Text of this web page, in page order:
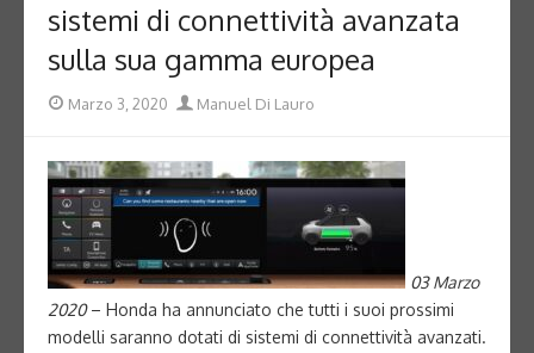
sistemi di connettività avanzata
sulla sua gamma europea
Posted
Marzo 3, 2020 Author
Manuel Di Lauro
03 Marzo
2020– Honda ha annunciato che tutti i suoi prossimi
modelli saranno dotati di sistemi di connettività avanzati.